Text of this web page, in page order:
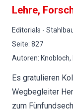
Lehre,
Editorials -
Seite: 827
Autoren:
Es gratulieren
Wegbegleiter
zum